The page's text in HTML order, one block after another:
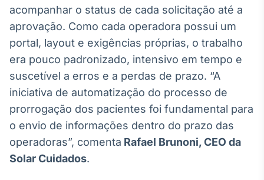
Broadcast
Curadoria
Curadoria de
conteúdos
noticiosos
Soluções de
Tecnologia
Broadcast
Radar
Monitoramento
inteligente de
acompanhar o status de cada solicitação até a
aprovação. Como cada operadora possui um
portal, layout e exigências próprias, o trabalho
era pouco padronizado, intensivo em tempo e
suscetível a erros e a perdas de prazo. “A
iniciativa de automatização do processo de
prorrogação dos pacientes foi fundamental para
o envio de informações dentro do prazo das
operadoras”, comenta Rafael Brunoni, CEO da
Solar Cuidados.